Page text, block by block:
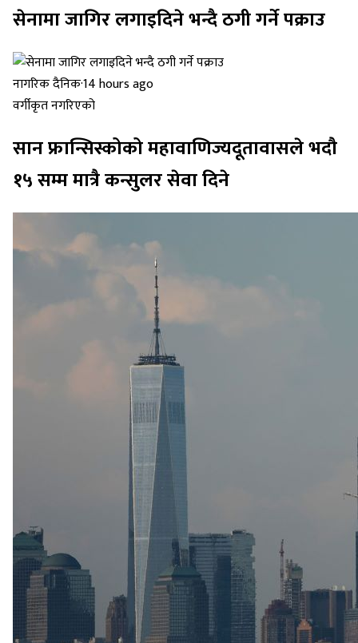
सेनामा जागिर लगाइदिने भन्दै ठगी गर्ने पक्राउ
नागरिक दैनिक·14 hours ago
वर्गीकृत नगरिएको
सान फ्रान्सिस्कोको महावाणिज्यदूतावासले भदौ
१५ सम्म मात्रै कन्सुलर सेवा दिने